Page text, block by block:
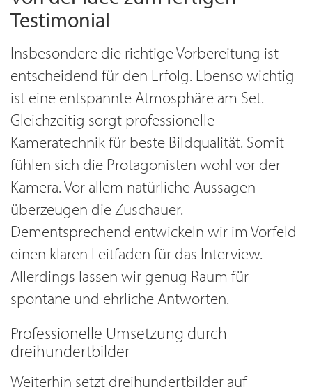
Testimonial
Insbesondere die richtige Vorbereitung ist
entscheidend für den Erfolg. Ebenso wichtig
ist eine entspannte Atmosphäre am Set.
Gleichzeitig sorgt professionelle
Kameratechnik für beste Bildqualität. Somit
fühlen sich die Protagonisten wohl vor der
Kamera. Vor allem natürliche Aussagen
überzeugen die Zuschauer.
Dementsprechend entwickeln wir im Vorfeld
einen klaren Leitfaden für das Interview.
Allerdings lassen wir genug Raum für
spontane und ehrliche Antworten.
Professionelle Umsetzung durch
dreihundertbilder
Weiterhin setzt dreihundertbilder auf